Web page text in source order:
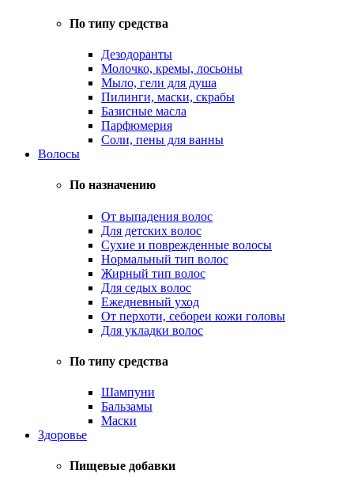
По типу средства
Дезодоранты
Молочко, кремы, лосьоны
Мыло, гели для душа
Пилинги, маски, скрабы
Базисные масла
Парфюмерия
Соли, пены для ванны
Волосы
По назначению
От выпадения волос
Для детских волос
Сухие и поврежденные волосы
Нормальный тип волос
Жирный тип волос
Для седых волос
Ежедневный уход
От перхоти, себореи кожи головы
Для укладки волос
По типу средства
Шампуни
Бальзамы
Маски
Здоровье
Пищевые добавки